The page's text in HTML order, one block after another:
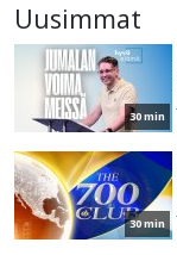
Uusimmat
30 min
30 min